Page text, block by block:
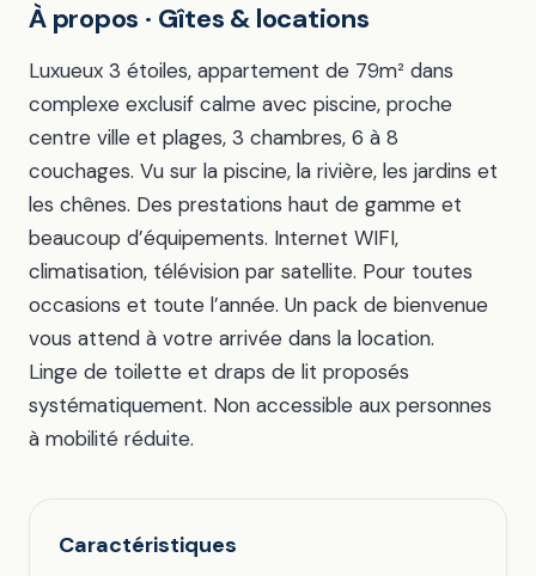
À propos · Gîtes & locations
Luxueux 3 étoiles, appartement de 79m² dans
complexe exclusif calme avec piscine, proche
centre ville et plages, 3 chambres, 6 à 8
couchages. Vu sur la piscine, la rivière, les jardins et
les chênes. Des prestations haut de gamme et
beaucoup d’équipements. Internet WIFI,
climatisation, télévision par satellite. Pour toutes
occasions et toute l’année. Un pack de bienvenue
vous attend à votre arrivée dans la location.
Linge de toilette et draps de lit proposés
systématiquement. Non accessible aux personnes
à mobilité réduite.
Caractéristiques